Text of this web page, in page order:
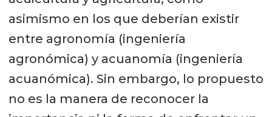
asimismo en los que deberían existir
entre agronomía (ingeniería
agronómica) y acuanomía (ingeniería
acuanómica). Sin embargo, lo propuesto
no es la manera de reconocer la